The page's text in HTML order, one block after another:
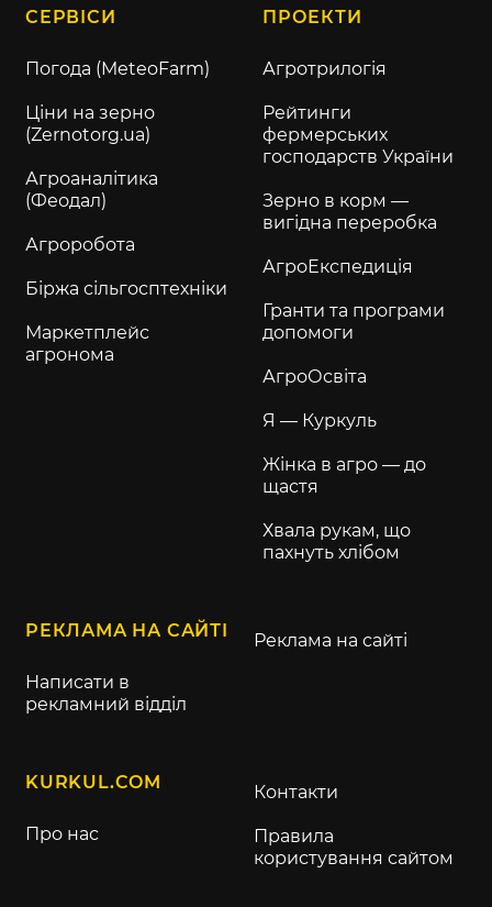
СЕРВІСИ
Погода (MeteoFarm)
Ціни на зерно
(Zernotorg.ua)
Агроаналітика
(Феодал)
Агроробота
Біржа сільгосптехніки
Маркетплейс
агронома
ПРОЕКТИ
Агротрилогія
Рейтинги
фермерських
господарств України
Зерно в корм —
вигідна переробка
АгроЕкспедиція
Гранти та програми
допомоги
АгроОсвіта
Я — Куркуль
Жінка в агро — до
щастя
Хвала рукам, що
пахнуть хлібом
РЕКЛАМА НА САЙТІ
Написати в
рекламний відділ
Реклама на сайті
KURKUL.COM
Про нас
Контакти
Правила
користування сайтом